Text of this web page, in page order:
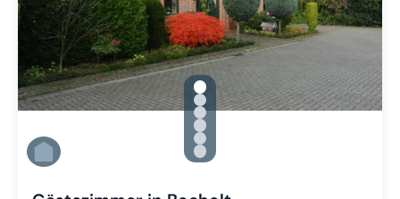
gallery.slide_selector
Zu Slide 1 wechseln
Zu Slide 2 wechseln
Zu Slide 3 wechseln
Zu Slide 4 wechseln
Zu Slide 5 wechseln
Zu Slide 6 wechseln